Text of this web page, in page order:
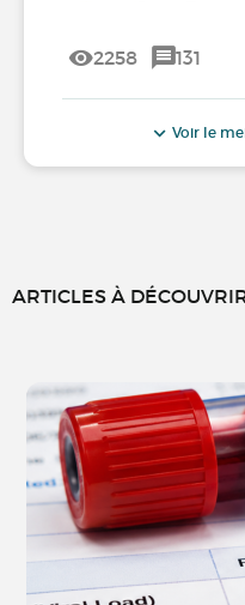
2258 131
Voir le
ARTICLES À